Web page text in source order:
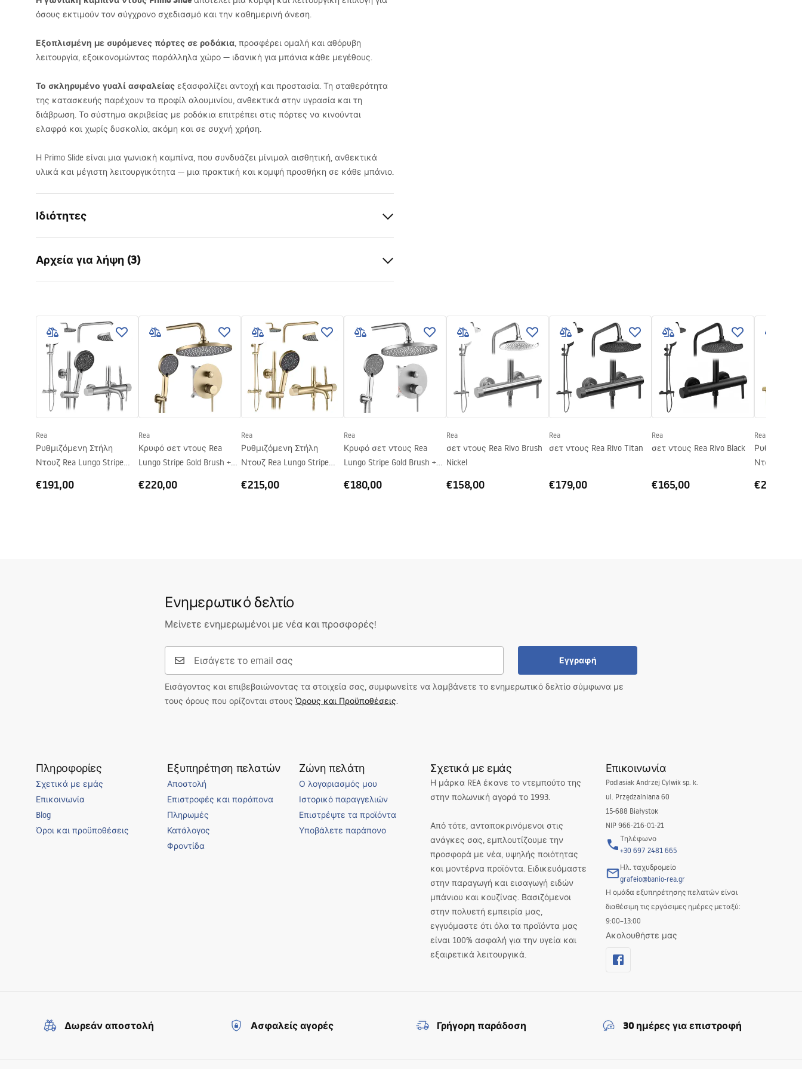
όσους εκτιμούν τον σύγχρονο σχεδιασμό και την καθημερινή άνεση.
Εξοπλισμένη με συρόμενες πόρτες σε ροδάκια, προσφέρει ομαλή και αθόρυβη
λειτουργία, εξοικονομώντας παράλληλα χώρο — ιδανική για μπάνια κάθε μεγέθους.
Το σκληρυμένο γυαλί ασφαλείας εξασφαλίζει αντοχή και προστασία. Τη σταθερότητα
της κατασκευής παρέχουν τα προφίλ αλουμινίου, ανθεκτικά στην υγρασία και τη
διάβρωση. Το σύστημα ακριβείας με ροδάκια επιτρέπει στις πόρτες να κινούνται
ελαφρά και χωρίς δυσκολία, ακόμη και σε συχνή χρήση.
Η Primo Slide είναι μια γωνιακή καμπίνα, που συνδυάζει μίνιμαλ αισθητική, ανθεκτικά
υλικά και μέγιστη λειτουργικότητα — μια πρακτική και κομψή προσθήκη σε κάθε μπάνιο.
Ιδιότητες
Χρώμα Rea
Τύπος καμπίνας
Γωνιακό
Μέθοδος ανοίγματος
Σειρά
Primo
Τοποθέτηση
Στο δίσκο του ντους ή στο πάτωμα
Ύψος (mm)
mm
Σελίδα
Αριστερά ή δεξιά
Εγγύηση
24 μήνες
Επίστρωση Easy Clean
Αρχεία για λήψη (3)
WARUNKI BEZPIECZENSTWA
KABINY DRZWI PARAWANY.pdf
Kabina Primo Slide.pdf
Τεχνικό σχέδιο
PRIMO SLIDE WITH SIDE PANEL.pdf
Rea
Ρυθμιζόμενη Στήλη
Ντουζ Rea Lungo Stripe
€191,00
Rea
Κρυφό σετ ντους Rea
Lungo Stripe Gold Brush +
€220,00
Rea
Ρυθμιζόμενη Στήλη
Ντουζ Rea Lungo Stripe
€215,00
Rea
Κρυφό σετ ντους Rea
Lungo Stripe Gold Brush +
€180,00
Rea
σετ ντους Rea Rivo Brush
Nickel
€158,00
Rea
σετ ντους Rea Rivo Titan
€179,00
Rea
σετ ντους Rea Rivo Black
€165,00
Rea
Ντουζ: Rea Arlo Brush Gold
€223,00
Ενημερωτικό δελτίο
Μείνετε ενημερωμένοι με νέα και προσφορές!
Εγγραφή
Εισάγοντας και επιβεβαιώνοντας τα στοιχεία σας, συμφωνείτε να λαμβάνετε το ενημερωτικό δελτίο σύμφωνα με
τους όρους που ορίζονται στους Όρους και Προϋποθέσεις.
Πληροφορίες
Σχετικά με εμάς
Επικοινωνία
Blog
Όροι και προϋποθέσεις
Εξυπηρέτηση πελατών
Αποστολή
Επιστροφές και παράπονα
Πληρωμές
Κατάλογος
Φροντίδα
Ζώνη πελάτη
Ο λογαριασμός μου
Ιστορικό παραγγελιών
Επιστρέψτε τα προϊόντα
Υποβάλετε παράπονο
Σχετικά με εμάς
Η μάρκα REA έκανε το ντεμπούτο της
στην πολωνική αγορά το 1993.
Από τότε, ανταποκρινόμενοι στις
ανάγκες σας, εμπλουτίζουμε την
προσφορά με νέα, υψηλής ποιότητας
και μοντέρνα προϊόντα. Ειδικευόμαστε
στην παραγωγή και εισαγωγή ειδών
μπάνιου και κουζίνας. Βασιζόμενοι
στην πολυετή εμπειρία μας,
εγγυόμαστε ότι όλα τα προϊόντα μας
είναι 100% ασφαλή για την υγεία και
εξαιρετικά λειτουργικά.
Επικοινωνία
Podlasiak Andrzej Cylwik sp. k.
ul. Przędzalniana 60
15-688 Białystok
NIP 966-216-01-21
Τηλέφωνο
+30 697 2481 665
Ηλ. ταχυδρομείο
grafeio@banio-rea.gr
Η ομάδα εξυπηρέτησης πελατών είναι
διαθέσιμη τις εργάσιμες ημέρες μεταξύ:
9:00–13:00
Ακολουθήστε μας
Δωρεάν αποστολή Ασφαλείς αγορές Γρήγορη παράδοση 30 ημέρες για επιστροφή